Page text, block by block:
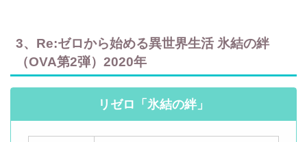
3、Re:ゼロから始める異世界生活 氷結の絆
（OVA第2弾）2020年
リゼロ「氷結の絆」